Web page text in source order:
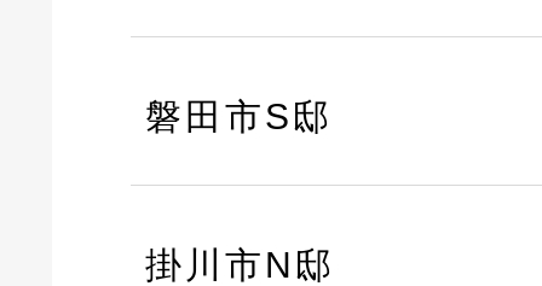
磐田市S邸
掛川市N邸